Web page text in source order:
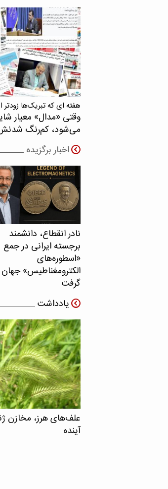
هفته ای که تبریک‌ها زودتر
وقتی «مدال‌» معیار
می‌شود، کم‌رنگ
اخبار برگزیده
نادر انقطاع، دانشمند
برجسته ایرانی در جمع
«اسطوره‌های
الکترومغناطیس» جهان
گرفت
یادداشت
علف‌های هرز، مخازن
آینده